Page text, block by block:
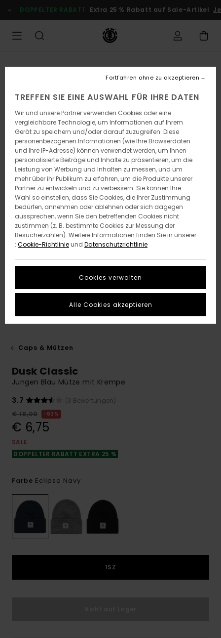
zur
Produktinformation
DOPPELTER RABATT Extra 25 % Rabatt auf Sale-Artikel
Caps & Mützen
Dusk Classic
Jungen Blau Mütze mit Krempe
3.7
(3 Bewertungen)
€ 18,00
63%
€ 6,75
SALE
DOPPELTER RABATT EXTRA 25 %
Farbe Eclipse Navy
1SZ
TREFFEN SIE EINE AUSWAHL FÜR IHRE DATEN
Wir und unsere Partner verwenden Cookies oder eine
vergleichbare Technologie, um Informationen auf Ihrem
Gerät zu speichern und/oder darauf zuzugreifen. Diese
personenbezogenen Informationen (wie Ihre Browserdaten
und Ihre IP-Adresse) können verwendet werden, um Ihnen
personalisierte Beiträge und Inhalte zu präsentieren, um die
Leistung von Werbung und Inhalten zu messen, und um
mehr über ihr Publikum zu erfahren, um die Produkte unserer
Partner zu entwickeln und zu verbessern. Sie können Ihre
Wahl so einstellen, dass Sie Cookies, die Ihrer Zustimmung
bedürfen, annehmen oder ablehnen oder sich dagegen
aussprechen, wenn Sie den betreffenden Cookies nicht
zustimmen (z. B. bestimmte Cookies zur Messung der
Besucherzahlen). Weitere Informationen finden Sie in unserer
: Cookie-Richtlinieund Datenschutzrichtlinie
Cookies verwalten
Fortfahren ohne zu akzeptieren
Alle Cookies akzeptieren